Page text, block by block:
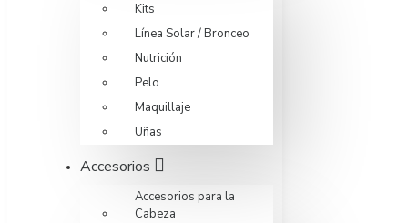
Kits
Línea Solar / Bronceo
Nutrición
Pelo
Maquillaje
Uñas
Accesorios
Accesorios para la
Cabeza